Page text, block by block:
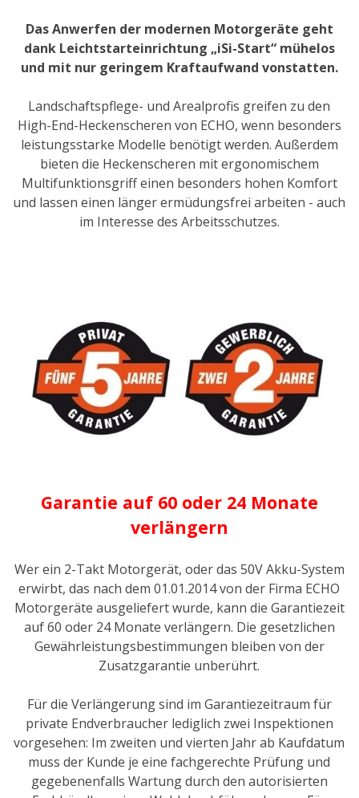
Das Anwerfen der modernen Motorgeräte geht
dank Leichtstarteinrichtung „iSi-Start“ mühelos
und mit nur geringem Kraftaufwand vonstatten.
Landschaftspflege- und Arealprofis greifen zu den
High-End-Heckenscheren von ECHO, wenn besonders
leistungsstarke Modelle benötigt werden. Außerdem
bieten die Heckenscheren mit ergonomischem
Multifunktionsgriff einen besonders hohen Komfort
und lassen einen länger ermüdungsfrei arbeiten - auch
im Interesse des Arbeitsschutzes.
Garantie auf 60 oder 24 Monate
verlängern
Wer ein 2-Takt Motorgerät, oder das 50V Akku-System
erwirbt, das nach dem 01.01.2014 von der Firma ECHO
Motorgeräte ausgeliefert wurde, kann die Garantiezeit
auf 60 oder 24 Monate verlängern. Die gesetzlichen
Gewährleistungsbestimmungen bleiben von der
Zusatzgarantie unberührt.
Für die Verlängerung sind im Garantiezeitraum für
private Endverbraucher lediglich zwei Inspektionen
vorgesehen: Im zweiten und vierten Jahr ab Kaufdatum
muss der Kunde je eine fachgerechte Prüfung und
gegebenenfalls Wartung durch den autorisierten